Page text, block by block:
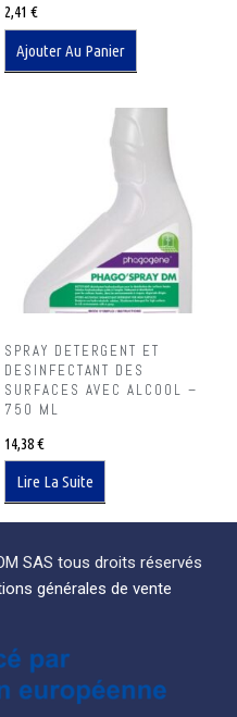
2,41 €
Ajouter Au Panier
SPRAY DETERGENT ET
DESINFECTANT DES
SURFACES AVEC ALCOOL –
750 ML
14,38€
Lire La Suite
SAS tous droits réservés
générales de vente